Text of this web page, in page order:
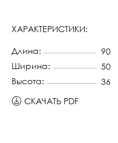
ХАРАКТЕРИСТИКИ:
Длина:
90
Ширина:
50
Высота:
36
СКАЧАТЬ PDF